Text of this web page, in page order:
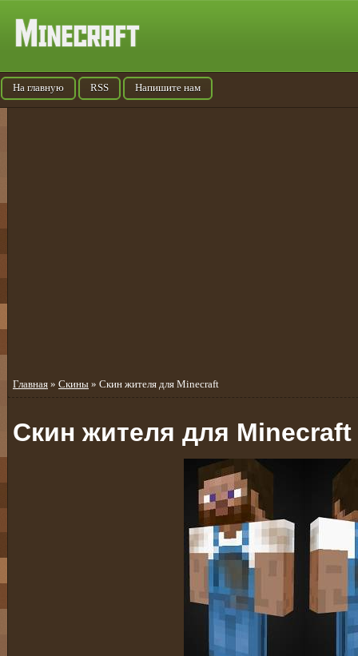
На главную RSS Напишите нам
Главная » Скины » Скин жителя для Minecraft
Скин жителя для Minecraft